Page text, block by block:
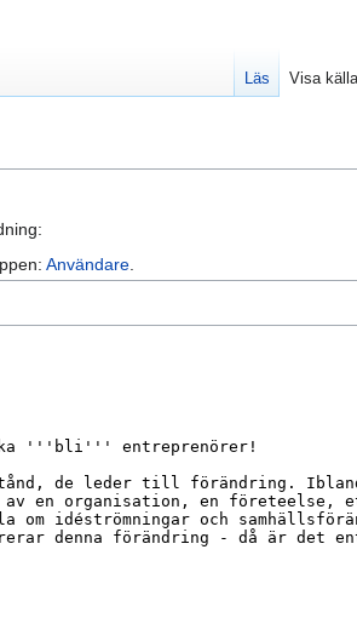
Användare
Läs Visa